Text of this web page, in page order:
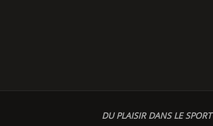
DU PLAISIR DANS LE